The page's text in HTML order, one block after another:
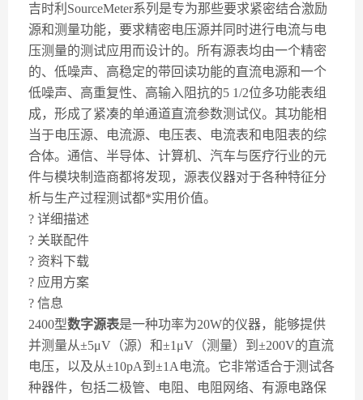
吉时利SourceMeter系列是专为那些要求紧密结合激励
源和测量功能，要求精密电压源并同时进行电流与电
压测量的测试应用而设计的。所有源表均由一个精密
的、低噪声、高稳定的带回读功能的直流电源和一个
低噪声、高重复性、高输入阻抗的5 1/2位多功能表组
成，形成了紧凑的单通道直流参数测试仪。其功能相
当于电压源、电流源、电压表、电流表和电阻表的综
合体。通信、半导体、计算机、汽车与医疗行业的元
件与模块制造商都将发现，源表仪器对于各种特征分
析与生产过程测试都*实用价值。
? 详细描述
? 关联配件
? 资料下载
? 应用方案
? 信息
2400型数字源表是一种功率为20W的仪器，能够提供
并测量从±5μV（源）和±1μV（测量）到±200V的直流
电压，以及从±10pA到±1A电流。它非常适合于测试各
种器件，包括二极管、电阻、电阻网络、有源电路保